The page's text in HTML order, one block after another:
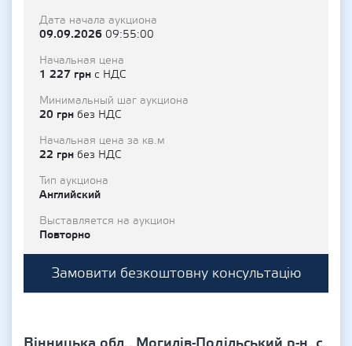
Дата начала аукциона
09.09.2026 09:55:00
Начальная цена
1 227 грн с НДС
Минимальный шаг аукциона
20 грн без НДС
Начальная цена за кв.м
22 грн без НДС
Тип аукциона
Английский
Выставляется на аукцион
Повторно
Замовити безкоштовну консультацію